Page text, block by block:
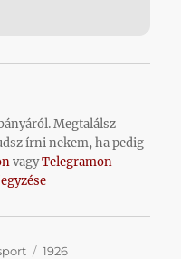
Megtalálsz
írni nekem, ha pedig
vagyTelegramon
Címke
1926